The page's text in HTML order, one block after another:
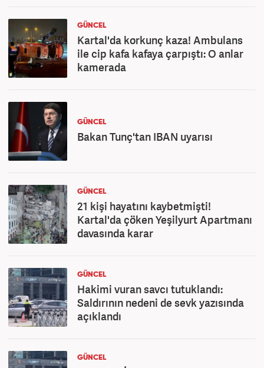
GÜNCEL
Kartal'da korkunç kaza! Ambulans
ile cip kafa kafaya çarpıştı: O anlar
kamerada
GÜNCEL
Bakan Tunç'tan IBAN uyarısı
GÜNCEL
21 kişi hayatını kaybetmişti!
Kartal'da çöken Yeşilyurt Apartmanı
davasında karar
GÜNCEL
Hakimi vuran savcı tutuklandı:
Saldırının nedeni de sevk yazısında
açıklandı
GÜNCEL